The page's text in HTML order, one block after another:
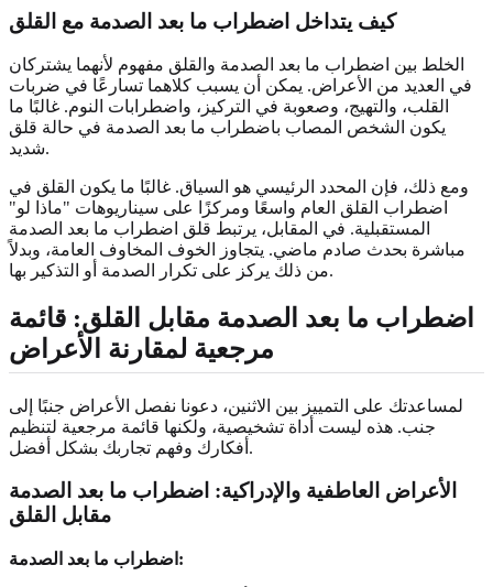
كيف يتداخل اضطراب ما بعد الصدمة مع القلق
الخلط بين اضطراب ما بعد الصدمة والقلق مفهوم لأنهما يشتركان
في العديد من الأعراض. يمكن أن يسبب كلاهما تسارعًا في ضربات
القلب، والتهيج، وصعوبة في التركيز، واضطرابات النوم. غالبًا ما
يكون الشخص المصاب باضطراب ما بعد الصدمة في حالة قلق
شديد.
ومع ذلك، فإن المحدد الرئيسي هو السياق. غالبًا ما يكون القلق في
اضطراب القلق العام واسعًا ومركزًا على سيناريوهات "ماذا لو"
المستقبلية. في المقابل، يرتبط قلق اضطراب ما بعد الصدمة
مباشرة بحدث صادم ماضي. يتجاوز الخوف المخاوف العامة، وبدلاً
من ذلك يركز على تكرار الصدمة أو التذكير بها.
اضطراب ما بعد الصدمة مقابل القلق: قائمة
مرجعية لمقارنة الأعراض
لمساعدتك على التمييز بين الاثنين، دعونا نفصل الأعراض جنبًا إلى
جنب. هذه ليست أداة تشخيصية، ولكنها قائمة مرجعية لتنظيم
أفكارك وفهم تجاربك بشكل أفضل.
الأعراض العاطفية والإدراكية: اضطراب ما بعد الصدمة
مقابل القلق
اضطراب ما بعد الصدمة: